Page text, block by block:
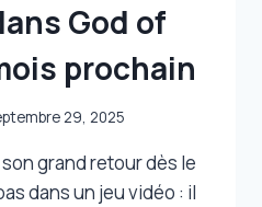
God of
prochain
29, 2025
grand retour dès le
dans un jeu vidéo : il